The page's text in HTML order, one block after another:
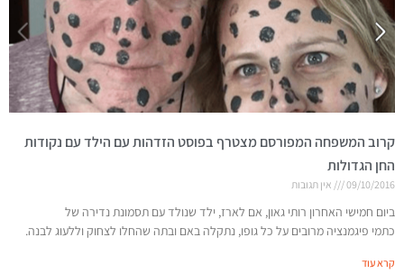
קרוב המשפחה המפורסם מצטרף בפוסט הזדהות עם הילד עם נקודות
החן הגדולות
09/10/2016 אין תגובות
ביום חמישי האחרון רותי גאון, אם לארז, ילד שנולד עם תסמונת נדירה של
כתמי פיגמנציה מרובים על כל גופו, נתקלה באם ובתה שהחלו לצחוק וללעוג לבנה.
קרא עוד